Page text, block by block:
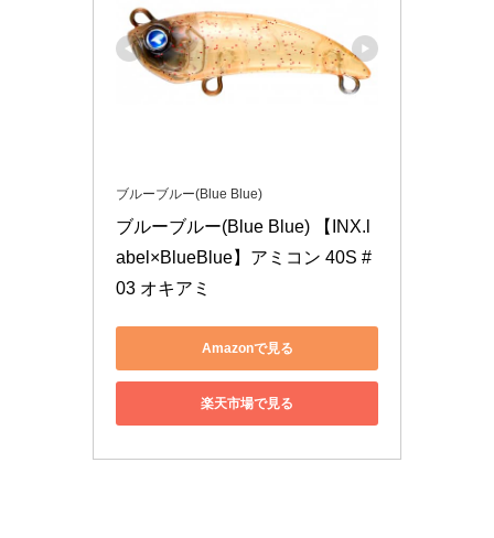
ブルーブルー(Blue Blue)
ブルーブルー(Blue Blue) 【INX.l
abel×BlueBlue】アミコン 40S #
03 オキアミ
Amazonで見る
楽天市場で見る